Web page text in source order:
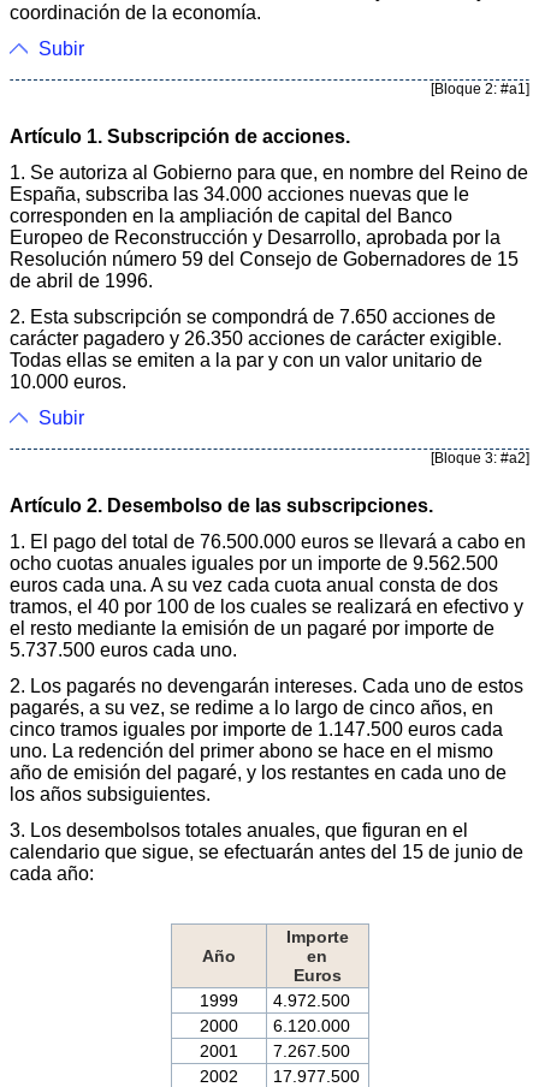
coordinación de la economía.
Subir
[Bloque 2: #a1]
Artículo 1. Subscripción de acciones.
1. Se autoriza al Gobierno para que, en nombre del Reino de
España, subscriba las 34.000 acciones nuevas que le
corresponden en la ampliación de capital del Banco
Europeo de Reconstrucción y Desarrollo, aprobada por la
Resolución número 59 del Consejo de Gobernadores de 15
de abril de 1996.
2. Esta subscripción se compondrá de 7.650 acciones de
carácter pagadero y 26.350 acciones de carácter exigible.
Todas ellas se emiten a la par y con un valor unitario de
10.000 euros.
Subir
[Bloque 3: #a2]
Artículo 2. Desembolso de las subscripciones.
1. El pago del total de 76.500.000 euros se llevará a cabo en
ocho cuotas anuales iguales por un importe de 9.562.500
euros cada una. A su vez cada cuota anual consta de dos
tramos, el 40 por 100 de los cuales se realizará en efectivo y
el resto mediante la emisión de un pagaré por importe de
5.737.500 euros cada uno.
2. Los pagarés no devengarán intereses. Cada uno de estos
pagarés, a su vez, se redime a lo largo de cinco años, en
cinco tramos iguales por importe de 1.147.500 euros cada
uno. La redención del primer abono se hace en el mismo
año de emisión del pagaré, y los restantes en cada uno de
los años subsiguientes.
3. Los desembolsos totales anuales, que figuran en el
calendario que sigue, se efectuarán antes del 15 de junio de
cada año:
Año
Importe
en
Euros
1999
4.972.500
2000
6.120.000
2001
7.267.500
2002
17.977.500